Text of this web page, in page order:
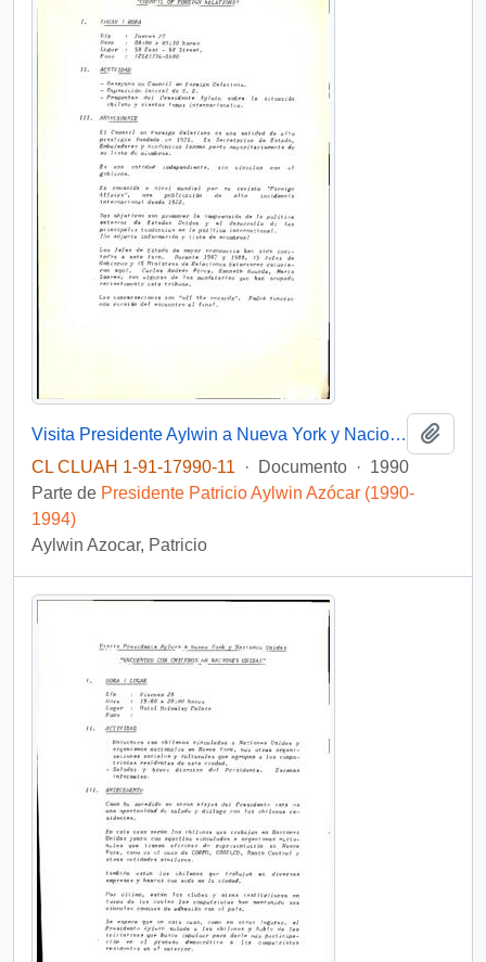
Visita Presidente Aylwin a Nueva York y Naciones Unidas "Council of Foreign Relations"
CL CLUAH 1-91-17990-11
· Documento · 1990
Parte de Presidente Patricio Aylwin Azócar (1990-
1994)
Aylwin Azocar, Patricio